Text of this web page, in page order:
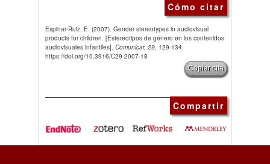
Cómo citar
Espinar-Ruiz, E. (2007). Gender stereotypes in audiovisual
products for children. [Estereotipos de género en los contenidos
audiovisuales infantiles]. Comunicar, 29, 129-134.
https://doi.org/10.3916/C29-2007-18
Copiar cita
Compartir